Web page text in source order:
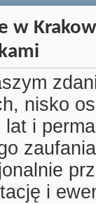
w
nisko
lat i
i